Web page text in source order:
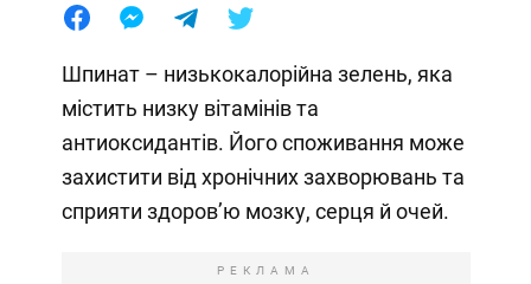
Шпинат – низькокалорійна зелень, яка
містить низку вітамінів та
антиоксидантів. Його споживання може
захистити від хронічних захворювань та
сприяти здоровʼю мозку, серця й очей.
РЕКЛАМА